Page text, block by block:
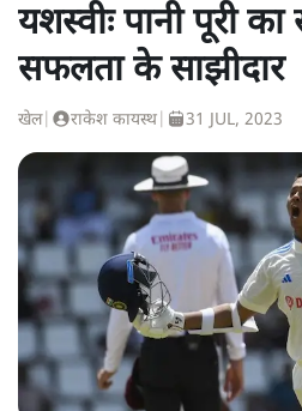
यशस्वीः पानी पूरी
सफलता के साझीदार
खेल| राकेश कायस्थ 31 JUL, 2023